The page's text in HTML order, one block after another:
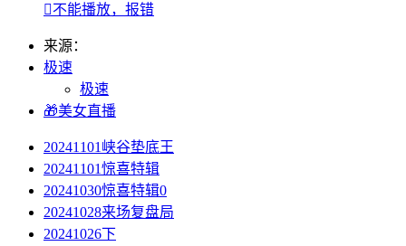
不能播放，报错
来源：
极速
极速
🎁美女直播
20241101峡谷垫底王
20241101惊喜特辑
20241030惊喜特辑0
20241028来场复盘局
20241026下